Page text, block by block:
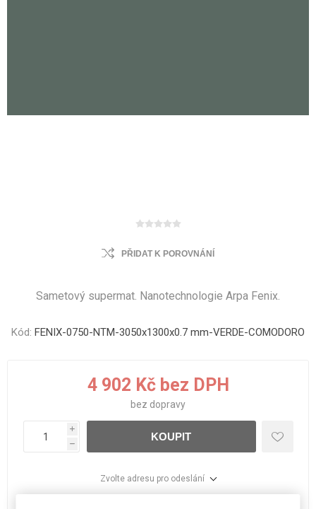
PŘIDAT K POROVNÁNÍ
Sametový supermat. Nanotechnologie Arpa Fenix.
Kód: FENIX-0750-NTM-3050x1300x0.7 mm-VERDE-COMODORO
4 902 Kč bez DPH
bez dopravy
i
h
KOUPIT
Zvolte adresu pro odeslání